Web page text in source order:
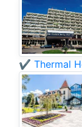
✔️ Thermal